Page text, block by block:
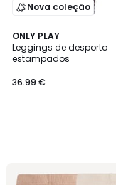
Nova coleção
ONLY PLAY
Leggings de desporto
estampados
36.99 €